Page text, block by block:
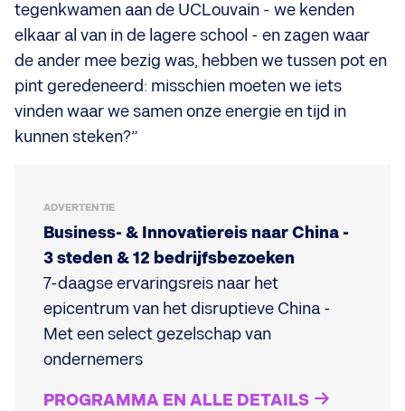
tegenkwamen aan de UCLouvain - we kenden
elkaar al van in de lagere school - en zagen waar
de ander mee bezig was, hebben we tussen pot en
pint geredeneerd: misschien moeten we iets
vinden waar we samen onze energie en tijd in
kunnen steken?”
ADVERTENTIE
Business- & Innovatiereis naar China -
3 steden & 12 bedrijfsbezoeken
7-daagse ervaringsreis naar het
epicentrum van het disruptieve China -
Met een select gezelschap van
ondernemers
PROGRAMMA EN ALLE DETAILS